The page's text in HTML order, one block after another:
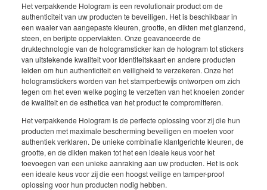
Het verpakkende Hologram is een revolutionair product om de
authenticiteit van uw producten te beveiligen. Het is beschikbaar in
een waaier van aangepaste kleuren, grootte, en dikten met glanzend,
steen, en berijpte oppervlakten. Onze geavanceerde de
druktechnologie van de hologramsticker kan de hologram tot stickers
van uitstekende kwaliteit voor Identiteitskaart en andere producten
leiden om hun authenticiteit en veiligheid te verzekeren. Onze het
hologramstickers worden van het stamperbewijs ontworpen om zich
tegen om het even welke poging te verzetten van het knoeien zonder
de kwaliteit en de esthetica van het product te compromitteren.
Het verpakkende Hologram is de perfecte oplossing voor zij die hun
producten met maximale bescherming beveiligen en moeten voor
authentiek verklaren. De unieke combinatie klantgerichte kleuren, de
grootte, en de dikten maken tot het een ideale keus voor het
toevoegen van een unieke aanraking aan uw producten. Het is ook
een ideale keus voor zij die een hoogst veilige en tamper-proof
oplossing voor hun producten nodig hebben.